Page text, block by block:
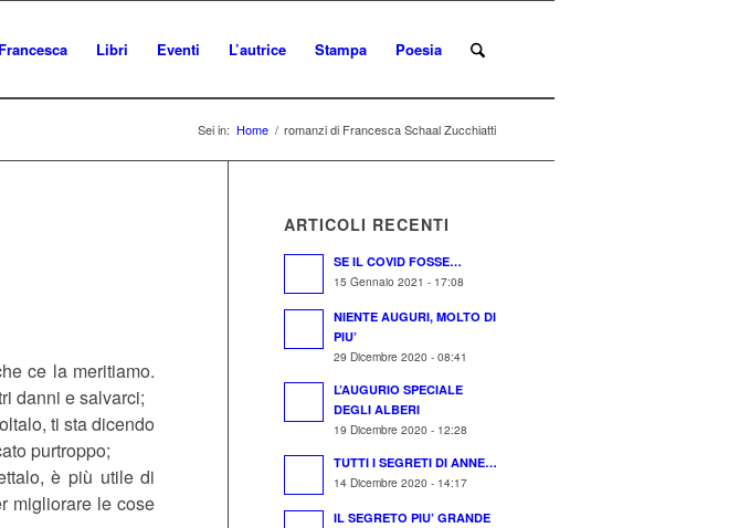
Libri Eventi L’autrice Stampa Poesia
Sei in: Home / romanzi di Francesca Schaal Zucchiatti
ce la meritiamo.
danni e salvarci;
ti sta dicendo
purtroppo;
è più utile di
migliorare le cose
ARTICOLI RECENTI
SE IL COVID FOSSE…
15 Gennaio 2021 - 17:08
NIENTE AUGURI, MOLTO DI
PIU’
29 Dicembre 2020 - 08:41
L’AUGURIO SPECIALE
DEGLI ALBERI
19 Dicembre 2020 - 12:28
TUTTI I SEGRETI DI ANNE…
14 Dicembre 2020 - 14:17
IL SEGRETO PIU’ GRANDE